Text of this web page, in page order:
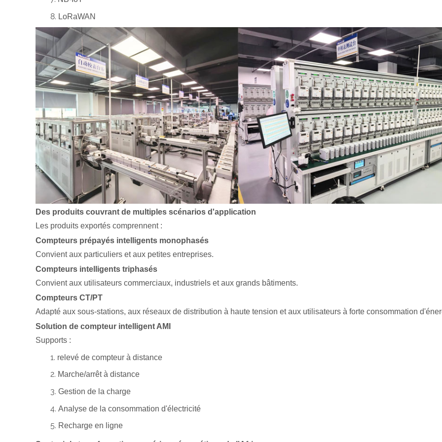
LoRaWAN
Des produits couvrant de multiples scénarios d'application
Les produits exportés comprennent :
Compteurs prépayés intelligents monophasés
Convient aux particuliers et aux petites entreprises.
Compteurs intelligents triphasés
Convient aux utilisateurs commerciaux, industriels et aux grands bâtiments.
Compteurs CT/PT
Adapté aux sous-stations, aux réseaux de distribution à haute tension et aux utilisateurs à forte consommation
Solution de compteur intelligent AMI
Supports :
relevé de compteur à distance
Marche/arrêt à distance
Gestion de la charge
Analyse de la consommation d'électricité
Recharge en ligne